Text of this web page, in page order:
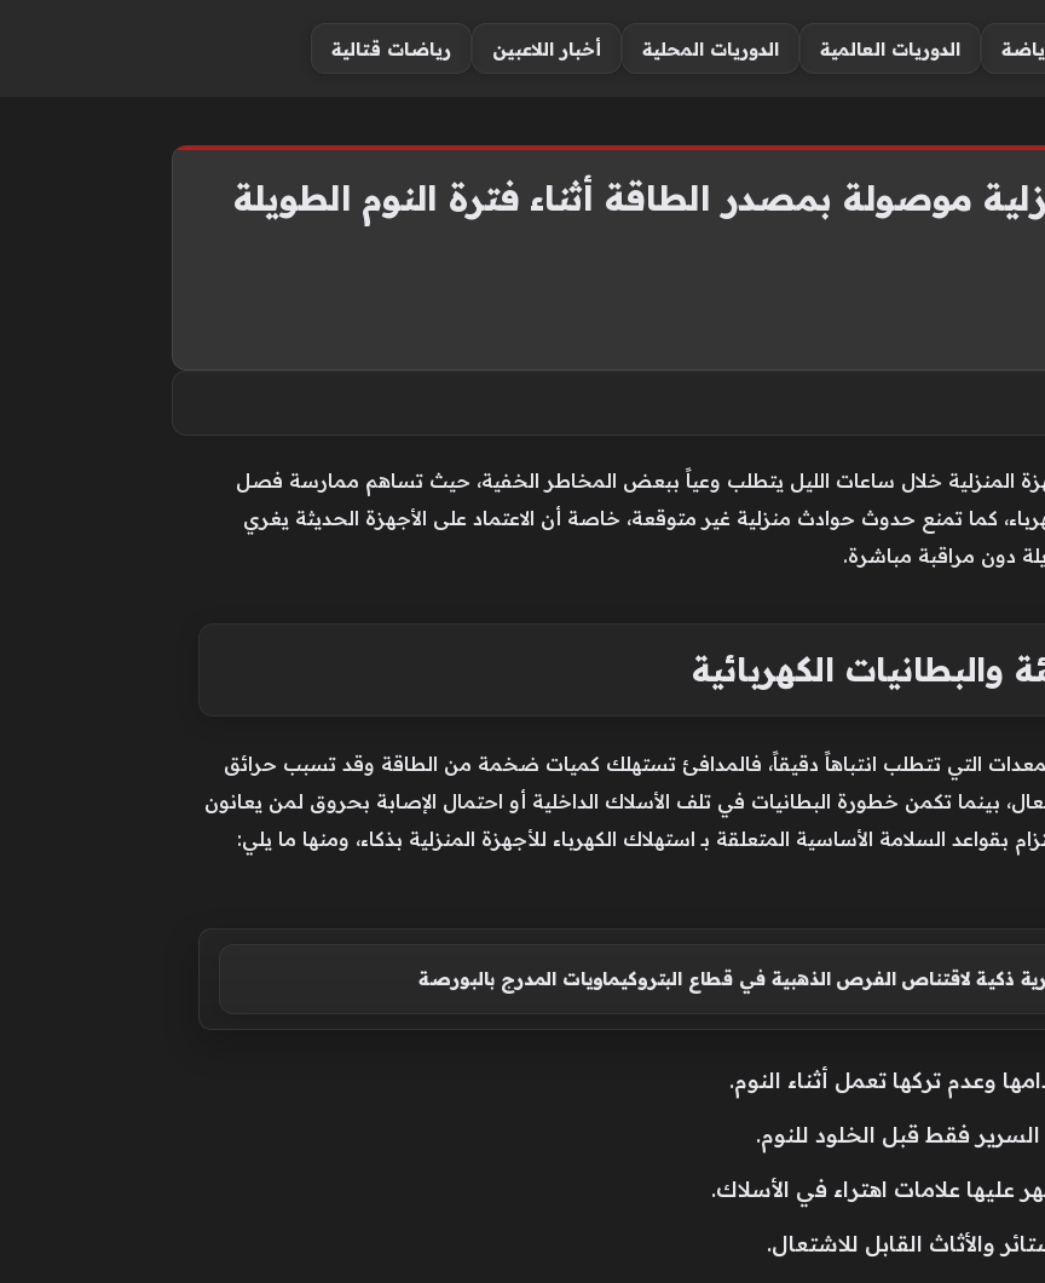
الدوريات العالمية الدوريات المحلية أخبار اللاعبين رياضات قتالية
المنزلية خلال ساعات الليل يتطلب وعياً ببعض المخاطر الخفية، حيث تساهم ممارسة فصل
كما تمنع حدوث حوادث منزلية غير متوقعة، خاصة أن الاعتماد على الأجهزة الحديثة يغري
دون مراقبة مباشرة.
الكهربائية
المعدات التي تتطلب انتباهاً دقيقاً، فالمدافئ تستهلك كميات ضخمة من الطاقة وقد تسبب حرائق
بينما تكمن خطورة البطانيات في تلف الأسلاك الداخلية أو احتمال الإصابة بحروق لمن يعانون
بقواعد السلامة الأساسية المتعلقة بـ استهلاك الكهرباء للأجهزة المنزلية بذكاء، ومنها ما يلي:
ذكية لاقتناص الفرص الذهبية في قطاع البتروكيماويات المدرج بالبورصة
وعدم تركها تعمل أثناء النوم.
السرير فقط قبل الخلود للنوم.
عليها علامات اهتراء في الأسلاك.
والأثاث القابل للاشتعال.